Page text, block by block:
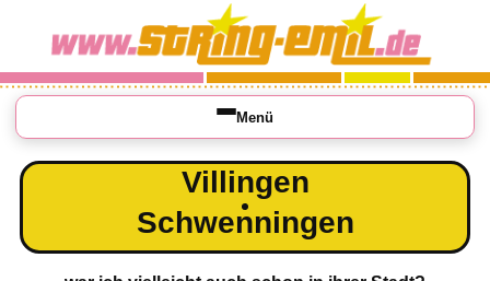
Menü
Villingen
Schwenningen